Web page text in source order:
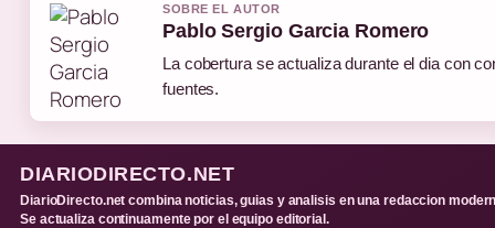
SOBRE EL AUTOR
Pablo Sergio Garcia Romero
La cobertura se actualiza durante el dia con
fuentes.
DIARIODIRECTO.NET
DiarioDirecto.net combina noticias, guias y analisis en una redaccion
Se actualiza continuamente por el equipo editorial.